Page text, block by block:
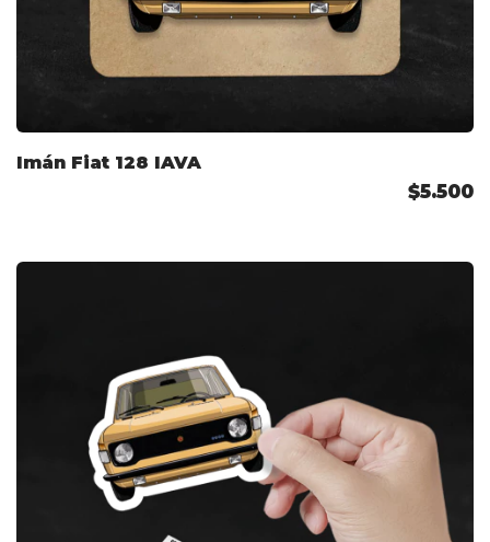
Imán Fiat 128 IAVA
$5.500